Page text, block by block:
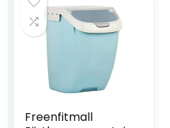
Freenfitmall